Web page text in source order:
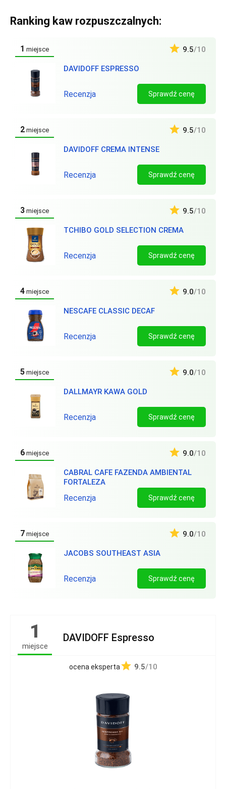
Ranking kaw rozpuszczalnych:
1 miejsce
DAVIDOFF ESPRESSO
9.5/10
Recenzja Sprawdź cenę
2 miejsce
DAVIDOFF CREMA INTENSE
9.5/10
Recenzja Sprawdź cenę
3 miejsce
TCHIBO GOLD SELECTION CREMA
9.5/10
Recenzja Sprawdź cenę
4 miejsce
NESCAFE CLASSIC DECAF
9.0/10
Recenzja Sprawdź cenę
5 miejsce
DALLMAYR KAWA GOLD
9.0/10
Recenzja Sprawdź cenę
6 miejsce
CABRAL CAFE FAZENDA AMBIENTAL
FORTALEZA
9.0/10
Recenzja Sprawdź cenę
7 miejsce
JACOBS SOUTHEAST ASIA
9.0/10
Recenzja Sprawdź cenę
1
miejsce
DAVIDOFF Espresso
ocena eksperta 9.5/10